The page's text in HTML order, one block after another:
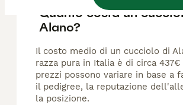
Quanto costa un
Alano?
Il costo medio di un cucciolo di
razza pura in Italia è di circa 437€
prezzi possono variare in base a
il pedigree, la reputazione
la posizione.